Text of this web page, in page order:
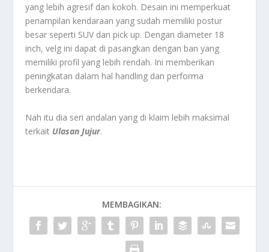
yang lebih agresif dan kokoh. Desain ini memperkuat
penampilan kendaraan yang sudah memiliki postur
besar seperti SUV dan pick up. Dengan diameter 18
inch, velg ini dapat di pasangkan dengan ban yang
memiliki profil yang lebih rendah. Ini memberikan
peningkatan dalam hal handling dan performa
berkendara.
Nah itu dia seri andalan yang di klaim lebih maksimal
terkait Ulasan Jujur.
MEMBAGIKAN: